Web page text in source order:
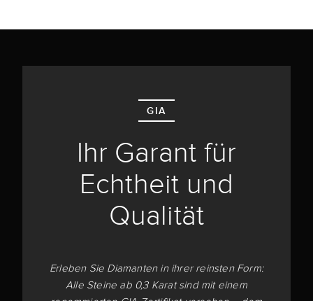
GIA
Ihr Garant für
Echtheit und
Qualität
Erleben Sie Diamanten in ihrer reinsten Form:
Alle Steine ab 0,3 Karat sind mit einem